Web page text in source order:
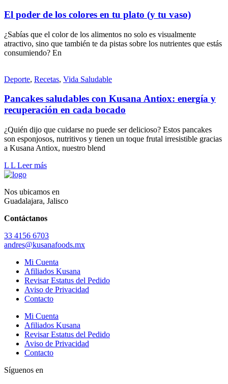
El poder de los colores en tu plato (y tu vaso)
¿Sabías que el color de los alimentos no solo es visualmente
atractivo, sino que también te da pistas sobre los nutrientes que estás
consumiendo? En
Deporte, Recetas, Vida Saludable
Pancakes saludables con Kusana Antiox: energía y
recuperación en cada bocado
¿Quién dijo que cuidarse no puede ser delicioso? Estos pancakes
son esponjosos, nutritivos y tienen un toque frutal irresistible gracias
a Kusana Antiox, nuestro blend
L L Leer más
Nos ubicamos en
Guadalajara, Jalisco
Contáctanos
33 4156 6703
andres@kusanafoods.mx
Mi Cuenta
Afiliados Kusana
Revisar Estatus del Pedido
Aviso de Privacidad
Contacto
Mi Cuenta
Afiliados Kusana
Revisar Estatus del Pedido
Aviso de Privacidad
Contacto
Síguenos en